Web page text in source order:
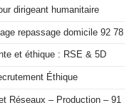
dirigeant humanitaire
repassage domicile 92 78
et éthique : RSE & 5D
Éthique
Réseaux – Production – 91